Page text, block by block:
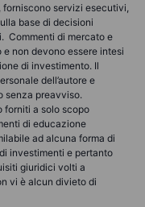
forniscono servizi esecutivi,
base di decisioni
Commenti di mercato e
non devono essere intesi
di investimento. Il
dell’autore e
senza preavviso.
forniti a solo scopo
di educazione
ad alcuna forma di
investimenti e pertanto
giuridici volti a
vi è alcun divieto di